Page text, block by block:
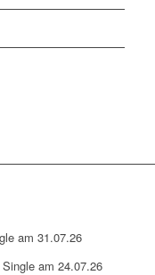
am 31.07.26
am 24.07.26